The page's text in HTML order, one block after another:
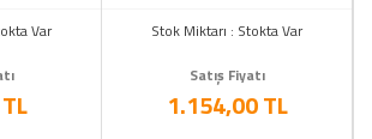
Var
Stok Miktarı : Stokta Var
Satış Fiyatı
1.154,00 TL